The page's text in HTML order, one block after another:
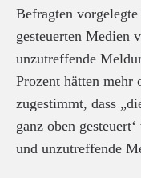
Befragten
gesteuerten Medien
unzutreffende
Prozent hätten mehr
zugestimmt, dass
ganz oben
und unzutreffende